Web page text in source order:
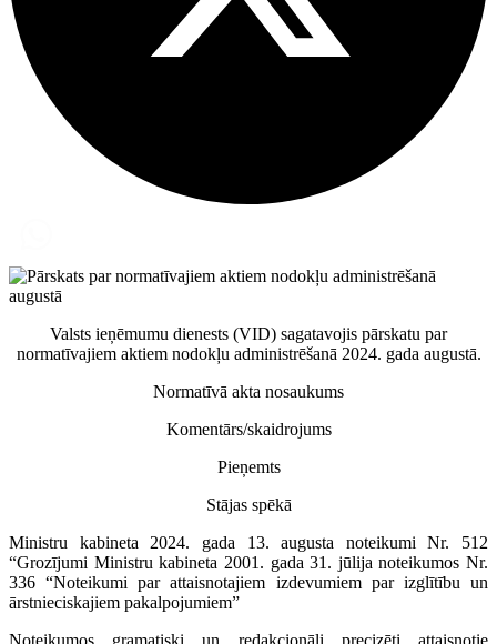
Valsts ieņēmumu dienests (VID) sagatavojis pārskatu par
normatīvajiem aktiem nodokļu administrēšanā 2024. gada augustā.
Normatīvā akta nosaukums
Komentārs/skaidrojums
Pieņemts
Stājas spēkā
Ministru kabineta 2024. gada 13. augusta noteikumi Nr. 512
“Grozījumi Ministru kabineta 2001. gada 31. jūlija noteikumos Nr.
336 “Noteikumi par attaisnotajiem izdevumiem par izglītību un
ārstnieciskajiem pakalpojumiem”